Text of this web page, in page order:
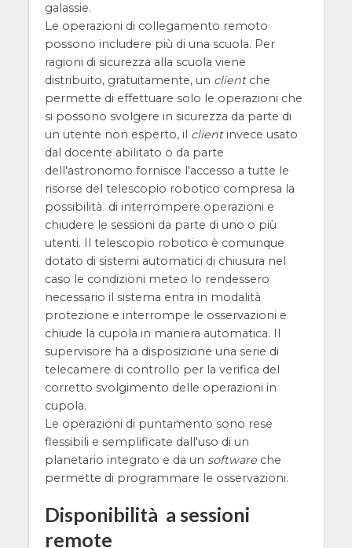
galassie.
Le operazioni di collegamento remoto
possono includere più di una scuola. Per
ragioni di sicurezza alla scuola viene
distribuito, gratuitamente, un clientche
permette di effettuare solo le operazioni che
si possono svolgere in sicurezza da parte di
un utente non esperto, il clientinvece usato
dal docente abilitato o da parte
dell'astronomo fornisce l'accesso a tutte le
risorse del telescopio robotico compresa la
possibilità di interrompere operazioni e
chiudere le sessioni da parte di uno o più
utenti. Il telescopio robotico è comunque
dotato di sistemi automatici di chiusura nel
caso le condizioni meteo lo rendessero
necessario il sistema entra in modalità
protezione e interrompe le osservazioni e
chiude la cupola in maniera automatica. Il
supervisore ha a disposizione una serie di
telecamere di controllo per la verifica del
corretto svolgimento delle operazioni in
cupola.
Le operazioni di puntamento sono rese
flessibili e semplificate dall'uso di un
planetario integrato e da un softwareche
permette di programmare le osservazioni.
Disponibilità a sessioni
remote